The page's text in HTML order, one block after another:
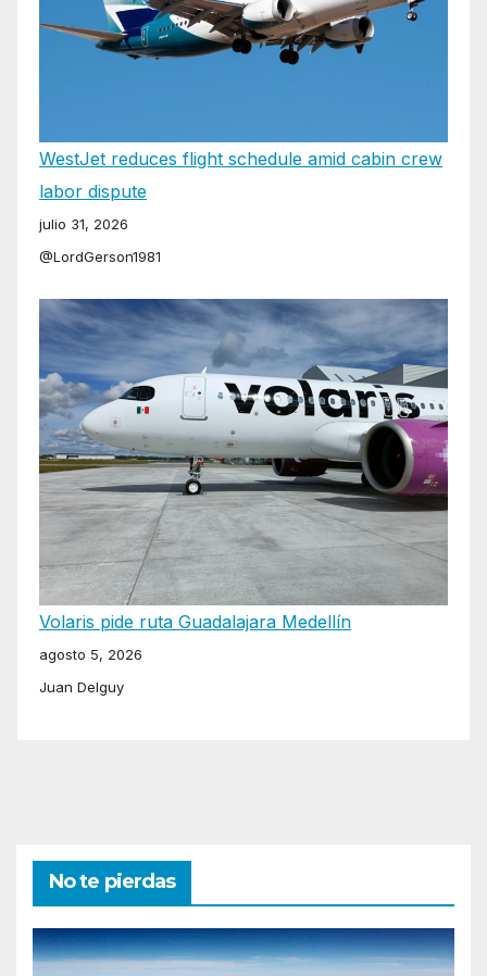
WestJet reduces flight schedule amid cabin crew
labor dispute
julio 31, 2026
@LordGerson1981
Volaris pide ruta Guadalajara Medellín
agosto 5, 2026
Juan Delguy
No te pierdas